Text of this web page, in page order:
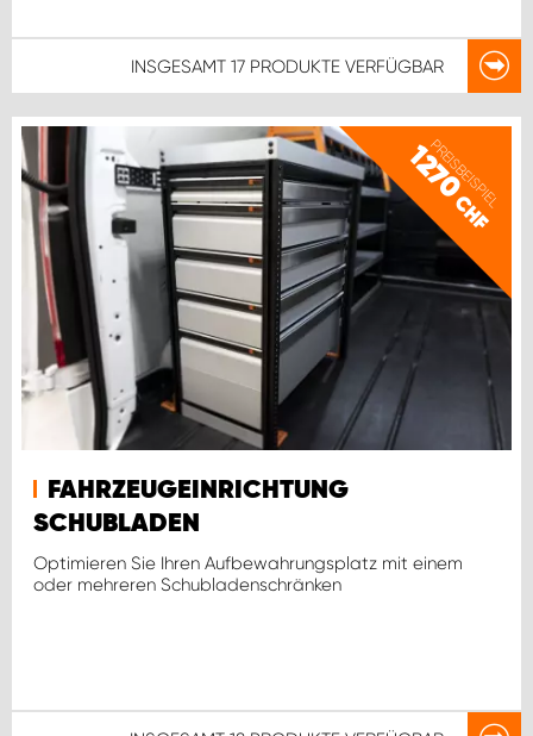
INSGESAMT 17 PRODUKTE VERFÜGBAR
PREISBEISPIEL
1270
CHF
FAHRZEUGEINRICHTUNG
SCHUBLADEN
Optimieren Sie Ihren Aufbewahrungsplatz mit einem
oder mehreren Schubladenschränken